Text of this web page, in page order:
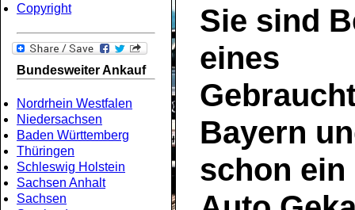
Copyright
Bundesweiter Ankauf
Nordrhein Westfalen
Niedersachsen
Baden Württemberg
Thüringen
Schleswig Holstein
Sachsen Anhalt
Sachsen
Sie sind
eines
Bayern
schon ein